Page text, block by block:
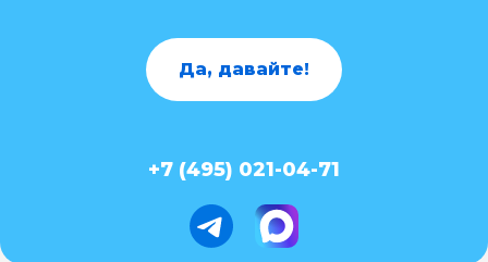
Да, давайте!
+7 (495) 021-04-71